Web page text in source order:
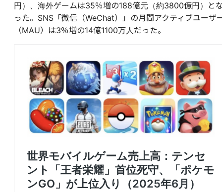
円）、海外ゲームは35％増の188億元（約3800億円）と
った。SNS「微信（WeChat）」の月間アクティブユーザ
（MAU）は3％増の14億1100万人だった。